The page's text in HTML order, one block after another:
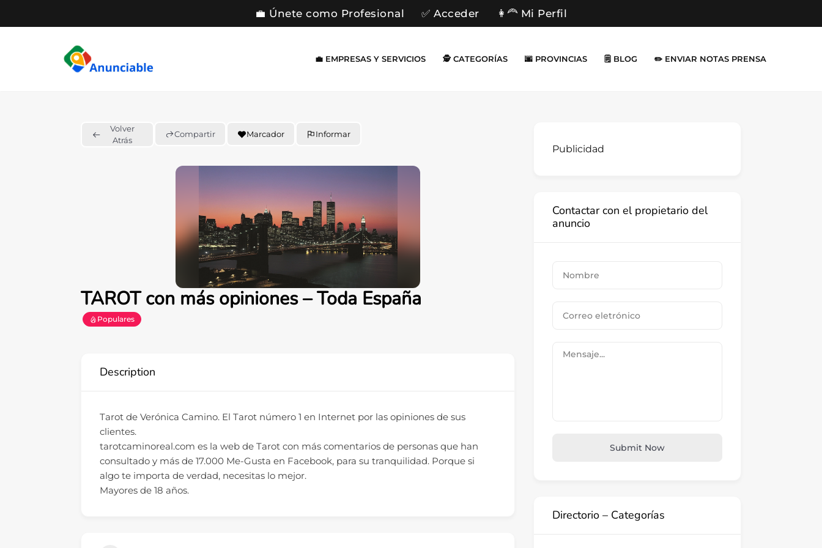
💼 Únete como Profesional ✅ Acceder 👩‍🦰 Mi Perfil
💼 EMPRESAS Y SERVICIOS 🕵️ CATEGORÍAS 🌆 PROVINCIAS 🗒️ BLOG ✏️ ENVIAR NOTAS PRENSA
Volver
Atrás
Compartir Marcador Informar
TAROT con más opiniones – Toda España
Populares
Description
Tarot de Verónica Camino. El Tarot número 1 en Internet por las opiniones de sus
clientes.
tarotcaminoreal.com es la web de Tarot con más comentarios de personas que han
consultado y más de 17.000 Me-Gusta en Facebook, para su tranquilidad. Porque si
algo te importa de verdad, necesitas lo mejor.
Mayores de 18 años.
Publicidad
Contactar con el propietario del
anuncio
Submit Now
Directorio – Categorías